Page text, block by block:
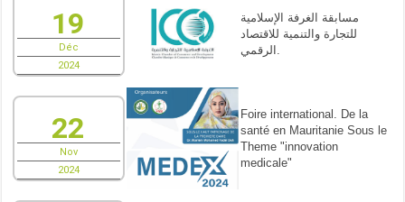
19
Déc
2024
مسابقة الغرفة الإسلامية
للتجارة والتنمية للاقتصاد
22
Nov
2024
Foire international. De la
santé en Mauritanie Sous le
Theme "innovation
medicale"